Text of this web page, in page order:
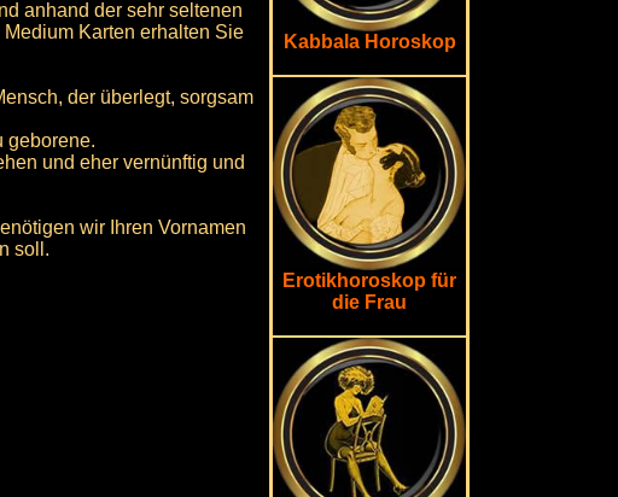
anhand der sehr seltenen
Karten erhalten Sie
der überlegt, sorgsam
geborene.
und eher vernünftig und
wir Ihren Vornamen
soll.
Kabbala Horoskop
Erotikhoroskop für
die Frau